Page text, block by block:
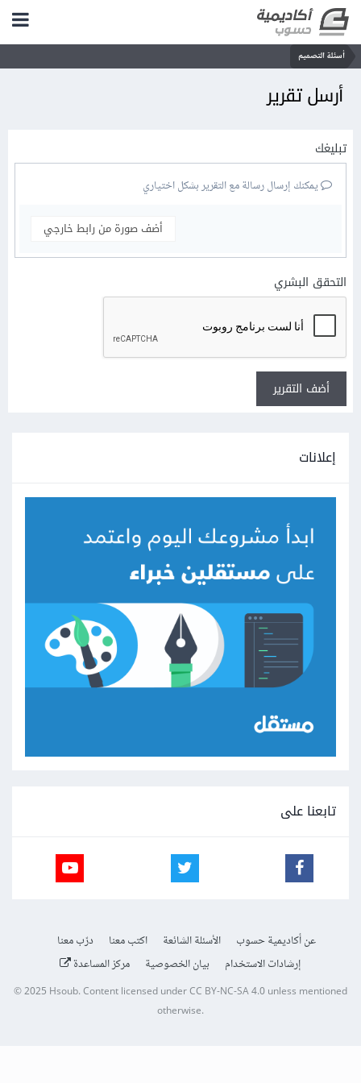
أسئلة التصميم
أرسل تقرير
تبليغك
يمكنك إرسال رسالة مع التقرير بشكل اختياري
أضف صورة من رابط خارجي
التحقق البشري
أضف التقرير
إعلانات
تابعنا على
عن أكاديمية حسوب الأسئلة الشائعة اكتب معنا
درّب معنا
إرشادات الاستخدام
بيان الخصوصية مركز المساعدة
© 2025 Hsoub.Content licensed underCC BY-NC-SA 4.0unless mentioned
otherwise.